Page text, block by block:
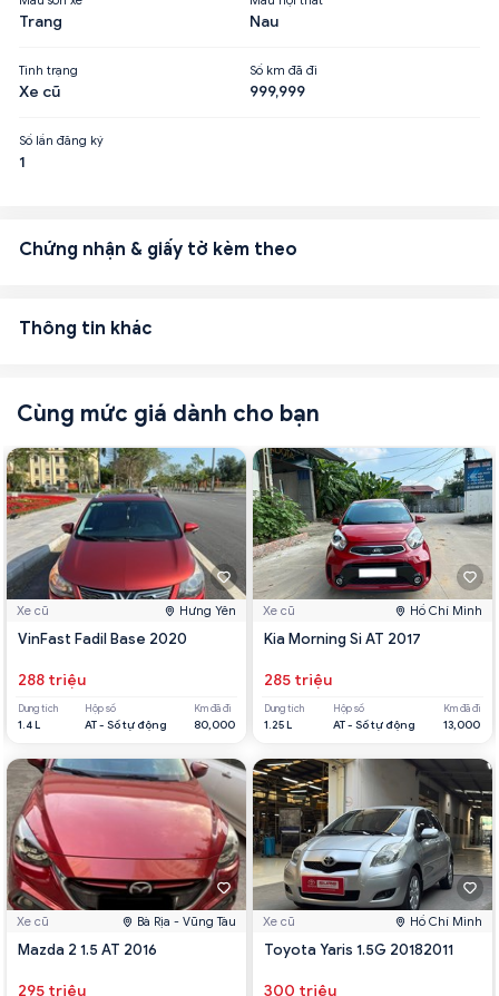
Trang Nau
Tình trạng
Xe cũ
Số km đã đi
999,999
Số lần đăng ký
1
Chứng nhận & giấy tờ kèm theo
Thông tin khác
Cùng mức giá dành cho bạn
Xe cũ Hưng Yên
VinFast Fadil Base 2020
288 triệu
Dung tích
1.4 L
Hộp số
AT - Số tự động
Km đã đi
80,000
Xe cũ Bà Rịa - Vũng Tàu
Mazda 2 1.5 AT 2016
295 triệu
Xe cũ Hồ Chí Minh
Kia Morning Si AT 2017
285 triệu
Dung tích
1.25 L
Hộp số
AT - Số tự động
Km đã đi
13,000
Xe cũ Hồ Chí Minh
Toyota Yaris 1.5G 20182011
300 triệu